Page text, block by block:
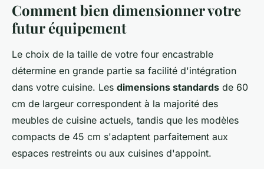
Comment bien dimensionner votre
futur équipement
Le choix de la taille de votre four encastrable
détermine en grande partie sa facilité d'intégration
dans votre cuisine. Les dimensions standards de 60
cm de largeur correspondent à la majorité des
meubles de cuisine actuels, tandis que les modèles
compacts de 45 cm s'adaptent parfaitement aux
espaces restreints ou aux cuisines d'appoint.